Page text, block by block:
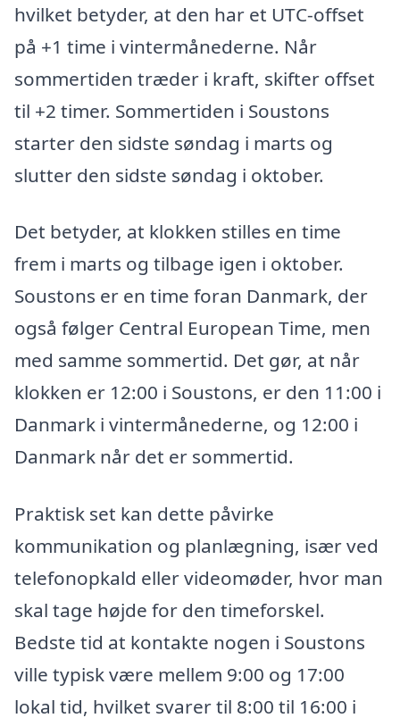
hvilket betyder, at den har et UTC-offset
på +1 time i vintermånederne. Når
sommertiden træder i kraft, skifter offset
til +2 timer. Sommertiden i Soustons
starter den sidste søndag i marts og
slutter den sidste søndag i oktober.
Det betyder, at klokken stilles en time
frem i marts og tilbage igen i oktober.
Soustons er en time foran Danmark, der
også følger Central European Time, men
med samme sommertid. Det gør, at når
klokken er 12:00 i Soustons, er den 11:00 i
Danmark i vintermånederne, og 12:00 i
Danmark når det er sommertid.
Praktisk set kan dette påvirke
kommunikation og planlægning, især ved
telefonopkald eller videomøder, hvor man
skal tage højde for den timeforskel.
Bedste tid at kontakte nogen i Soustons
ville typisk være mellem 9:00 og 17:00
lokal tid, hvilket svarer til 8:00 til 16:00 i